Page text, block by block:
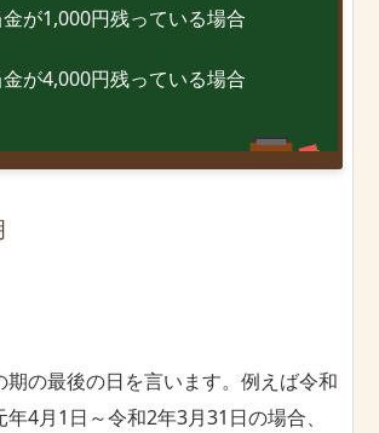
が1,000円残っている場合
が4,000円残っている場合
期の最後の日を言います。例えば令和
4月1日～令和2年3月31日の場合、